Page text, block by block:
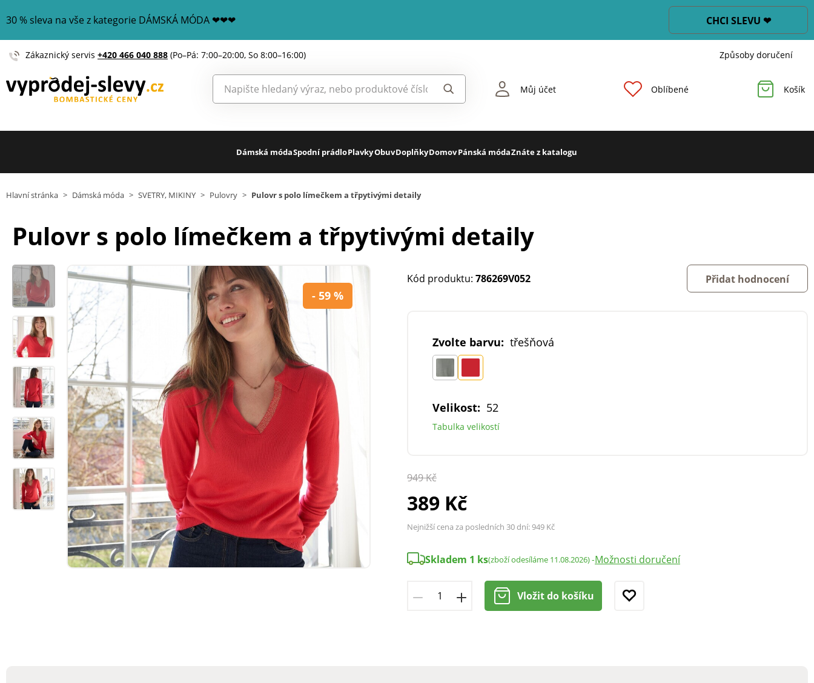
30 % sleva na vše z kategorie DÁMSKÁ MÓDA ❤❤❤ CHCI SLEVU ❤
Zákaznický servis +420 466 040 888 (Po–Pá: 7:00–20:00, So 8:00–16:00) Způsoby doručení
Můj účet Oblíbené Košík
Dámská módaSpodní prádloPlavkyObuvDoplňkyDomovPánská módaZnáte z katalogu
Hlavní stránka > Dámská móda > SVETRY, MIKINY > Pulovry > Pulovr s polo límečkem a třpytivými detaily
Pulovr s polo límečkem a třpytivými detaily
- 59 %
Kód produktu: 786269V052 Přidat hodnocení
Zvolte barvu: třešňová
Velikost: 52
Tabulka velikostí
949 Kč
389 Kč
Nejnižší cena za posledních 30 dní:949 Kč
Skladem 1 ks(zboží odesíláme 11.08.2026)-Možnosti doručení
Vložit do košíku